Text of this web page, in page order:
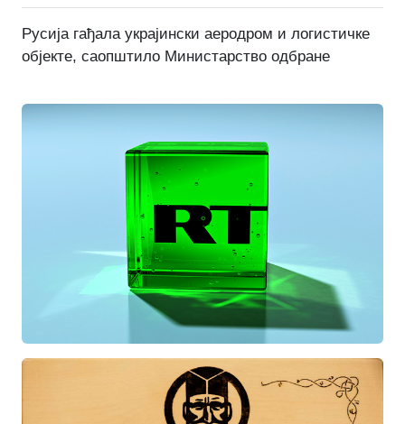
Русија гађала украјински аеродром и логистичке
објекте, саопштило Министарство одбране